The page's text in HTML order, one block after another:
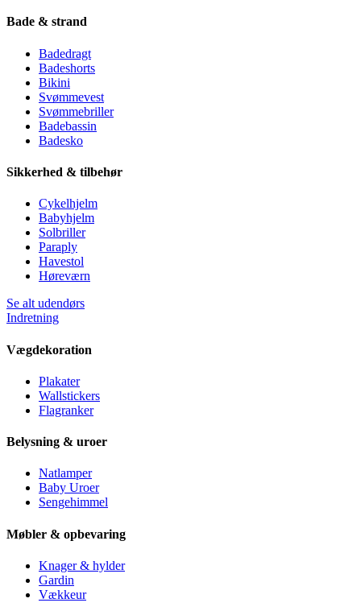
Bade & strand
Badedragt
Badeshorts
Bikini
Svømmevest
Svømmebriller
Badebassin
Badesko
Sikkerhed & tilbehør
Cykelhjelm
Babyhjelm
Solbriller
Paraply
Havestol
Høreværn
Se alt udendørs
Indretning
Vægdekoration
Plakater
Wallstickers
Flagranker
Belysning & uroer
Natlamper
Baby Uroer
Sengehimmel
Møbler & opbevaring
Knager & hylder
Gardin
Vækkeur